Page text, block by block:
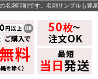
刺印刷です。名刺サンプルも豊富